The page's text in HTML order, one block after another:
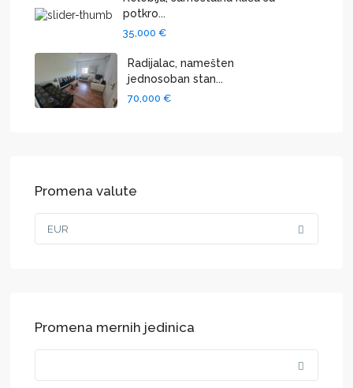
potkro...
35,000 €
Radijalac, namešten
jednosoban stan...
70,000 €
Promena valute
EUR
Promena mernih jedinica